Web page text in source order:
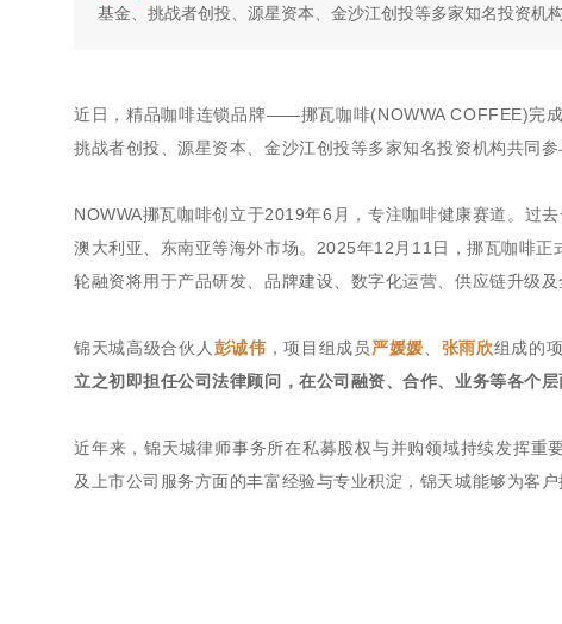
基金、挑战者创投、源星资本、金沙江创投等多家知名投资机构
近日，精品咖啡连锁品牌——挪瓦咖啡(NOWWA COFFEE)完
挑战者创投、源星资本、金沙江创投等多家知名投资机构共同参
NOWWA挪瓦咖啡创立于2019年6月，专注咖啡健康赛道。过
澳大利亚、东南亚等海外市场。2025年12月11日，挪瓦咖啡
轮融资将用于产品研发、品牌建设、数字化运营、供应链升级及
锦天城高级合伙人 彭诚伟 ，项目组成员严媛媛 张雨欣组成的
立之初即担任公司法律顾问，在公司融资、合作、业务等各个
近年来，锦天城律师事务所在私募股权与并购领域持续发挥
及上市公司服务方面的丰富经验与专业积淀，锦天城能够为客